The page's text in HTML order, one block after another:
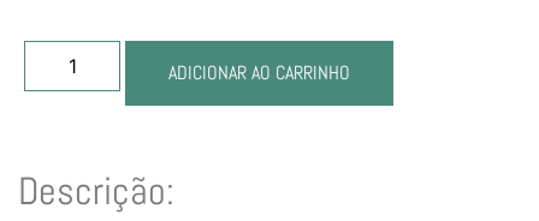
ADICIONAR AO CARRINHO
Descrição: